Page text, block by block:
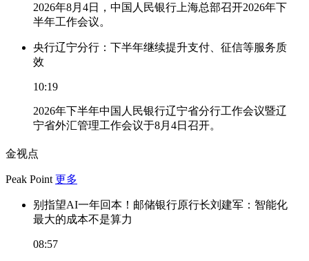
2026年8月4日，中国人民银行上海总部召开2026年下
半年工作会议。
央行辽宁分行：下半年继续提升支付、征信等服务质
效
10:19
2026年下半年中国人民银行辽宁省分行工作会议暨辽
宁省外汇管理工作会议于8月4日召开。
金视点
Peak Point 更多
别指望AI一年回本！邮储银行原行长刘建军：智能化
最大的成本不是算力
08:57